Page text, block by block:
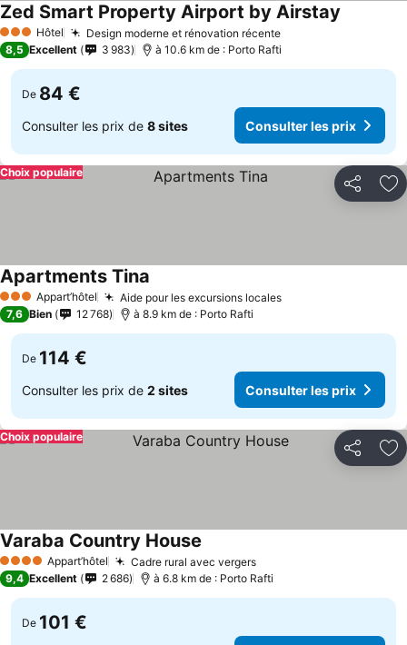
3 ÉtoilesHôtel Design moderne et rénovation récente
Zed Smart Property Airport by Airstay
8,5 Excellent 3 983 à 10.6 km de : Porto Rafti
De 84 €
Consulter les prix de 8 sites Consulter les prix
Partager
Choix populaire
3 ÉtoilesAppart’hôtel Aide pour les excursions locales
Apartments Tina
7,6 Bien 12 768 à 8.9 km de : Porto Rafti
De 114 €
Consulter les prix de 2 sites Consulter les prix
Partager
Choix populaire
4 Étoiles Appart’hôtel Cadre rural avec vergers
Varaba Country House
9,4 Excellent 2 686 à 6.8 km de : Porto Rafti
De 101 €